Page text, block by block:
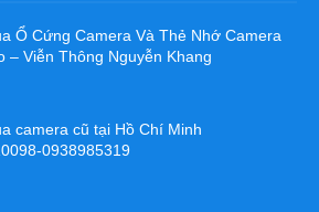
Ổ Cứng Camera Và Thẻ Nhớ Camera
– Viễn Thông Nguyễn Khang
camera cũ tại Hồ Chí Minh
0938985319